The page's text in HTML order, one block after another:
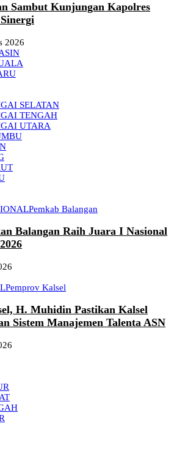
Sambut Kunjungan Kapolres
2026
SELATAN
TENGAH
UTARA
Pemkab Balangan
Balangan Raih Juara I Nasional
Pemprov Kalsel
H. Muhidin Pastikan Kalsel
Sistem Manajemen Talenta ASN